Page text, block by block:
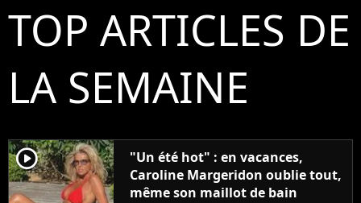
TOP ARTICLES DE
LA SEMAINE
player2
"Un été hot" : en vacances,
Caroline Margeridon oublie tout,
même son maillot de bain